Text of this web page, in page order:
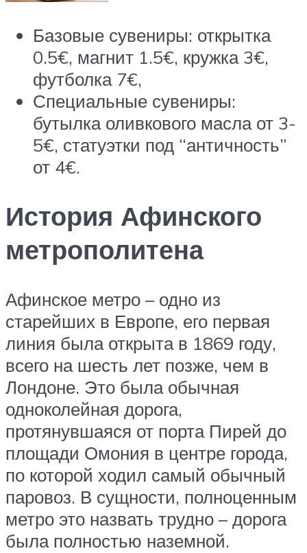
Базовые сувениры: открытка
0.5€, магнит 1.5€, кружка 3€,
футболка 7€,
Специальные сувениры:
бутылка оливкового масла от 3-
5€, статуэтки под “античность”
от 4€.
История Афинского
метрополитена
Афинское метро – одно из
старейших в Европе, его первая
линия была открыта в 1869 году,
всего на шесть лет позже, чем в
Лондоне. Это была обычная
одноколейная дорога,
протянувшаяся от порта Пирей до
площади Омония в центре города,
по которой ходил самый обычный
паровоз. В сущности, полноценным
метро это назвать трудно – дорога
была полностью наземной.